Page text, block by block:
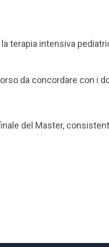
terapia intensiva
da concordare con
del Master,
(tesi)